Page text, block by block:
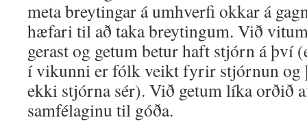
meta breytingar á umhverfi okkar á
hæfari til að taka breytingum. Við
gerast og getum betur haft stjórn á því
í vikunni er fólk veikt fyrir stjórnun og
ekki stjórna sér). Við getum líka orðið
samfélaginu til góða.